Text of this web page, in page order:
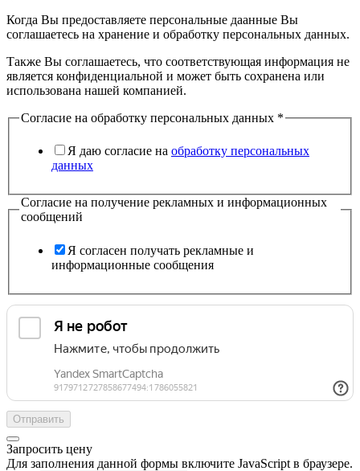
Когда Вы предоставляете персональные даанные Вы
соглашаетесь на хранение и обработку персональных данных.
Также Вы соглашаетесь, что соответствующая информация не
является конфиденциальной и может быть сохранена или
использована нашей компанией.
Согласие на обработку персональных данных *
Я даю согласие на обработку персональных
данных
Согласие на получение рекламных и информационных
сообщений
Я согласен получать рекламные и
информационные сообщения
Отправить
Запросить цену
Для заполнения данной формы включите JavaScript в браузере.